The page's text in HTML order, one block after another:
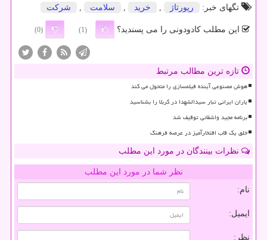
تگهای خبر:
رپورتاژ , خرید , سلامت , شركت
این مطلب کادودونی را می پسندید؟ (1)
(0)
تازه ترین مطالب مرتبط
هوش مصنوعی آینده فیلمسازی را متحول می کند
یاران ایرانی تبار سیدالشهدا در کربلا را بشناسید
برنامه مجید واشقانی توقیف شد
خلق یک قاب افتخارآمیز در عرصه فرهنگ
نظرات بینندگان در مورد این مطلب
نظر شما در مورد این مطلب
نام:
ایمیل:
نظر: